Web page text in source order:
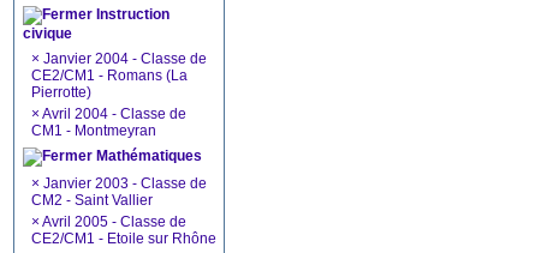
Instruction
civique
× Janvier 2004 - Classe de
CE2/CM1 - Romans (La
Pierrotte)
× Avril 2004 - Classe de
CM1 - Montmeyran
Mathématiques
× Janvier 2003 - Classe de
CM2 - Saint Vallier
× Avril 2005 - Classe de
CE2/CM1 - Etoile sur Rhône